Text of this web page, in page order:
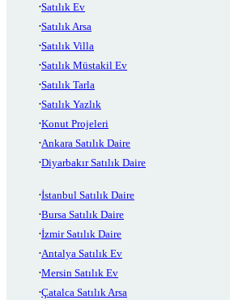
Satılık Ev
Satılık Arsa
Satılık Villa
Satılık Müstakil Ev
Satılık Tarla
Satılık Yazlık
Konut Projeleri
Ankara Satılık Daire
Diyarbakır Satılık Daire
İstanbul Satılık Daire
Bursa Satılık Daire
İzmir Satılık Daire
Antalya Satılık Ev
Mersin Satılık Ev
Çatalca Satılık Arsa